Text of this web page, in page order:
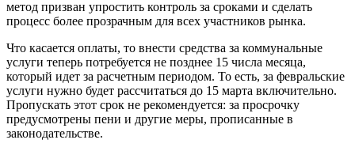
метод призван упростить контроль за сроками и сделать
процесс более прозрачным для всех участников рынка.
Что касается оплаты, то внести средства за коммунальные
услуги теперь потребуется не позднее 15 числа месяца,
который идет за расчетным периодом. То есть, за февральские
услуги нужно будет рассчитаться до 15 марта включительно.
Пропускать этот срок не рекомендуется: за просрочку
предусмотрены пени и другие меры, прописанные в
законодательстве.